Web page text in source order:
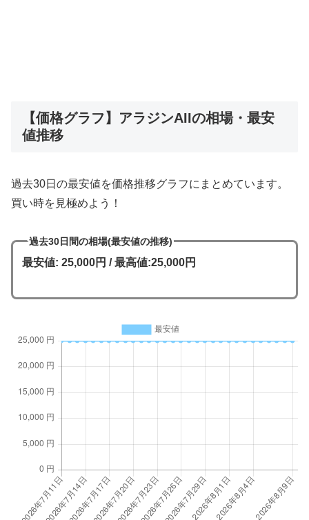
【価格グラフ】アラジンAIIの相場・最安
値推移
過去30日の最安値を価格推移グラフにまとめています。
買い時を見極めよう！
過去30日間の相場(最安値の推移)
最安値: 25,000円 / 最高値:25,000円